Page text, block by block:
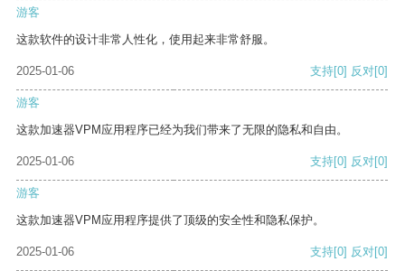
游客
这款软件的设计非常人性化，使用起来非常舒服。
2025-01-06 支持[0] 反对[0]
游客
这款加速器VPM应用程序已经为我们带来了无限的隐私和自由。
2025-01-06 支持[0] 反对[0]
游客
这款加速器VPM应用程序提供了顶级的安全性和隐私保护。
2025-01-06 支持[0] 反对[0]